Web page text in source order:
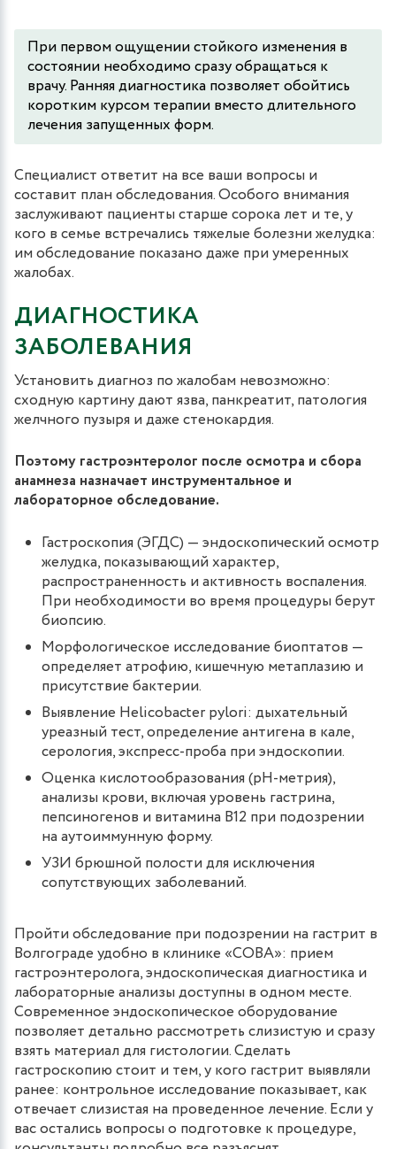
При первом ощущении стойкого изменения в
состоянии необходимо сразу обращаться к
врачу. Ранняя диагностика позволяет обойтись
коротким курсом терапии вместо длительного
лечения запущенных форм.
Специалист ответит на все ваши вопросы и
составит план обследования. Особого внимания
заслуживают пациенты старше сорока лет и те, у
кого в семье встречались тяжелые болезни желудка:
им обследование показано даже при умеренных
жалобах.
ДИАГНОСТИКА
ЗАБОЛЕВАНИЯ
Установить диагноз по жалобам невозможно:
сходную картину дают язва, панкреатит, патология
желчного пузыря и даже стенокардия.
Поэтому гастроэнтеролог после осмотра и сбора
анамнеза назначает инструментальное и
лабораторное обследование.
Гастроскопия (ЭГДС) — эндоскопический осмотр
желудка, показывающий характер,
распространенность и активность воспаления.
При необходимости во время процедуры берут
биопсию.
Морфологическое исследование биоптатов —
определяет атрофию, кишечную метаплазию и
присутствие бактерии.
Выявление Helicobacter pylori: дыхательный
уреазный тест, определение антигена в кале,
серология, экспресс-проба при эндоскопии.
Оценка кислотообразования (рН-метрия),
анализы крови, включая уровень гастрина,
пепсиногенов и витамина B12 при подозрении
на аутоиммунную форму.
УЗИ брюшной полости для исключения
сопутствующих заболеваний.
Пройти обследование при подозрении на гастрит в
Волгограде удобно в клинике «СОВА»: прием
гастроэнтеролога, эндоскопическая диагностика и
лабораторные анализы доступны в одном месте.
Современное эндоскопическое оборудование
позволяет детально рассмотреть слизистую и сразу
взять материал для гистологии. Сделать
гастроскопию стоит и тем, у кого гастрит выявляли
ранее: контрольное исследование показывает, как
отвечает слизистая на проведенное лечение. Если у
вас остались вопросы о подготовке к процедуре,